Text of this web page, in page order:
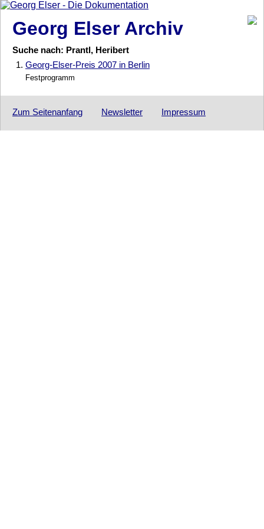
Georg Elser Archiv
Suche nach: Prantl, Heribert
1. Georg-Elser-Preis 2007 in Berlin
Festprogramm
Zum Seitenanfang Newsletter Impressum